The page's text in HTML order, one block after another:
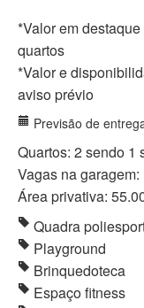
*Valor em
quartos
*Valor e
aviso prévio
Previsão de
Quartos: 2 sendo 1
Vagas na garagem:
Área privativa:
Quadra
Playground
Brinquedoteca
Espaço fitness